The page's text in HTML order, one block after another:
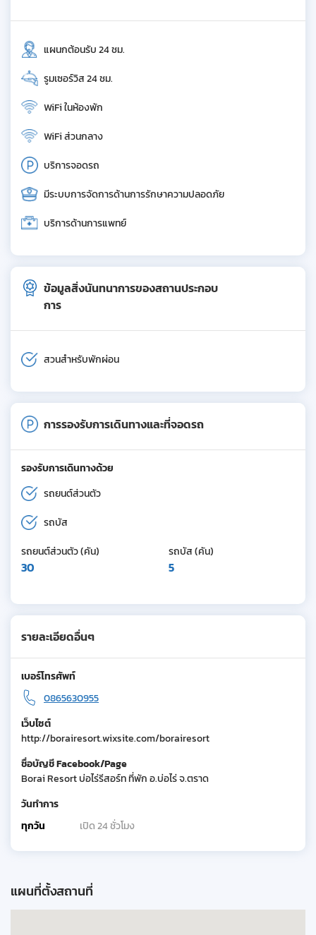
แผนกต้อนรับ 24 ชม.
รูมเซอร์วิส 24 ชม.
WiFi ในห้องพัก
WiFi ส่วนกลาง
บริการจอดรถ
มีระบบการจัดการด้านการรักษาความปลอดภัย
บริการด้านการแพทย์
ข้อมูลสิ่งนันทนาการของสถานประกอบ
การ
สวนสำหรับพักผ่อน
การรองรับการเดินทางและที่จอดรถ
รองรับการเดินทางด้วย
รถยนต์ส่วนตัว
รถบัส
รถยนต์ส่วนตัว (คัน)
30
รถบัส (คัน)
5
รายละเอียดอื่นๆ
เบอร์โทรศัพท์
0865630955
เว็บไซต์
http://borairesort.wixsite.com/borairesort
ชื่อบัญชี Facebook/Page
Borai Resort บ่อไร่รีสอร์ท ที่พัก อ.บ่อไร่ จ.ตราด
วันทำการ
ทุกวัน
เปิด 24 ชั่วโมง
แผนที่ตั้งสถานที่